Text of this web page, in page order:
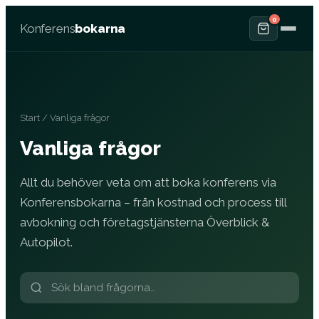
Konferensbokarna
0
Start / Vanliga frågor
Vanliga frågor
Allt du behöver veta om att boka konferens via
Konferensbokarna – från kostnad och process till
avbokning och företagstjänsterna Överblick &
Autopilot.